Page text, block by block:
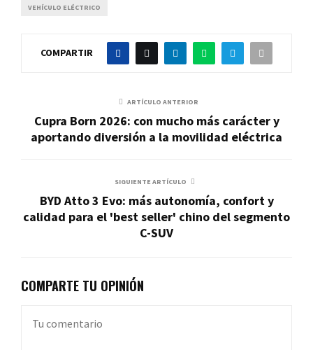
VEHÍCULO ELÉCTRICO
COMPARTIR
ARTÍCULO ANTERIOR
Cupra Born 2026: con mucho más carácter y
aportando diversión a la movilidad eléctrica
SIGUIENTE ARTÍCULO
BYD Atto 3 Evo: más autonomía, confort y
calidad para el 'best seller' chino del segmento
C-SUV
COMPARTE TU OPINIÓN